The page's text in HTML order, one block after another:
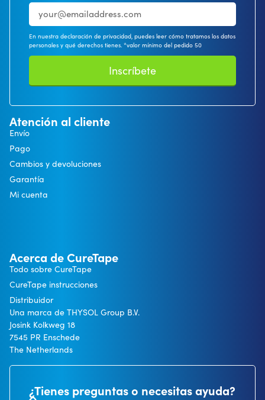
En nuestra declaración de privacidad, puedes leer cómo tratamos los datos
personales y qué derechos tienes. *valor mínimo del pedido 50
Inscríbete
Atención al cliente
Envío
Pago
Cambios y devoluciones
Garantía
Mi cuenta
Acerca de CureTape
Todo sobre CureTape
CureTape instrucciones
Distribuidor
Una marca de THYSOL Group B.V.
Josink Kolkweg 18
7545 PR Enschede
The Netherlands
¿Tienes preguntas o necesitas ayuda?